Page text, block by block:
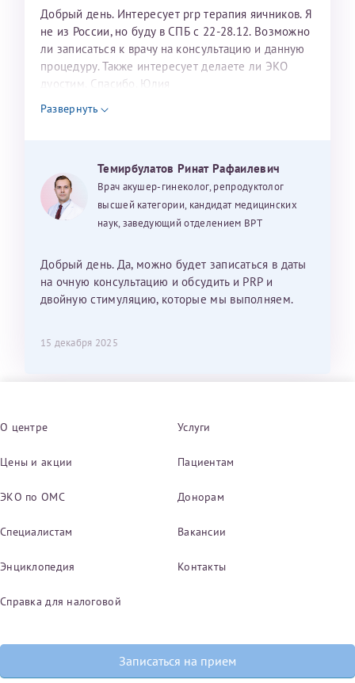
Добрый день. Интересует prp терапия яичников. Я
не из России, но буду в СПБ с 22-28.12. Возможно
ли записаться к врачу на консультацию и данную
процедуру. Также интересует делаете ли ЭКО
дуостим. Спасибо. Юлия
Развернуть
Темирбулатов Ринат Рафаилевич
Врач акушер-гинеколог, репродуктолог
высшей категории, кандидат медицинских
наук, заведующий отделением ВРТ
Добрый день. Да, можно будет записаться в даты
на очную консультацию и обсудить и PRP и
двойную стимуляцию, которые мы выполняем.
15 декабря 2025
О центре Услуги
Цены и акции Пациентам
ЭКО по ОМС Донорам
Специалистам Вакансии
Энциклопедия Контакты
Справка для налоговой
Записаться на прием